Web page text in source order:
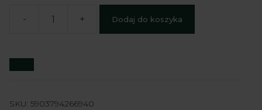
-
ilość
+ Dodaj do koszyka
SKU: 5903794266940